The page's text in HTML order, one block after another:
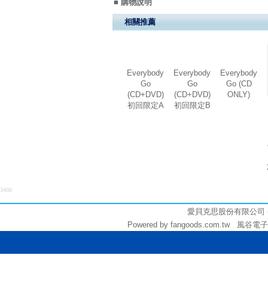
■ 購物說明
相關推薦
Everybody
Go
(CD+DVD)
初回限定A
Everybody
Go
(CD+DVD)
初回限定B
Everybody
Go (CD
ONLY)
3400
愛貝克思股份有限公
Powered by fangoods.com.tw 風谷電子商